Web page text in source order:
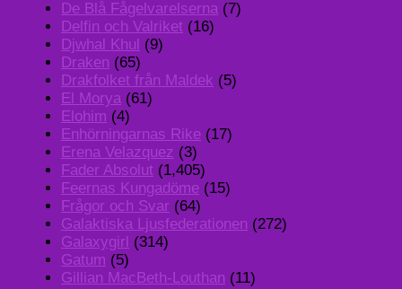
De Blå Fågelvarelserna (7)
Delfin och Valriket (16)
Djwhal Khul (9)
Draken (65)
Drakfolket från Maldek (5)
El Morya (61)
Elohim (4)
Enhörningarnas Rike (17)
Erena Velazquez (3)
Fader Absolut (1,405)
Feernas Kungadöme (15)
Frågor och Svar (64)
Galaktiska Ljusfederationen (272)
Galaxygirl (314)
Gatum (5)
Gillian MacBeth-Louthan (11)